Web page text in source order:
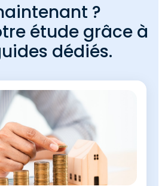
?
étude grâce à
dédiés.